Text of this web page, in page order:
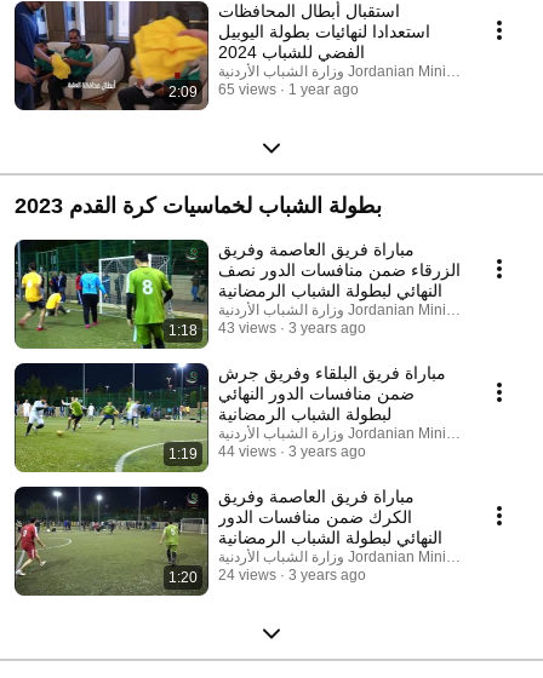
2:09
استقبال أبطال المحافظات
استعدادا لنهائيات بطولة اليوبيل
الفضي للشباب 2024
وزارة الشباب الأردنية Jordanian Ministry of Youth
65 views
1 year ago
بطولة الشباب لخماسيات كرة القدم 2023
1:18
مباراة فريق العاصمة وفريق
الزرقاء ضمن منافسات الدور نصف
النهائي لبطولة الشباب الرمضانية
وزارة الشباب الأردنية Jordanian Ministry of Youth
43 views
3 years ago
1:19
مباراة فريق البلقاء وفريق جرش
ضمن منافسات الدور النهائي
لبطولة الشباب الرمضانية
وزارة الشباب الأردنية Jordanian Ministry of Youth
44 views
3 years ago
1:20
مباراة فريق العاصمة وفريق
الكرك ضمن منافسات الدور
النهائي لبطولة الشباب الرمضانية
وزارة الشباب الأردنية Jordanian Ministry of Youth
24 views
3 years ago